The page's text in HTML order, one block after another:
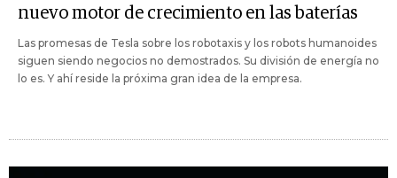
nuevo motor de crecimiento en las baterías
Las promesas de Tesla sobre los robotaxis y los robots humanoides
siguen siendo negocios no demostrados. Su división de energía no
lo es. Y ahí reside la próxima gran idea de la empresa.